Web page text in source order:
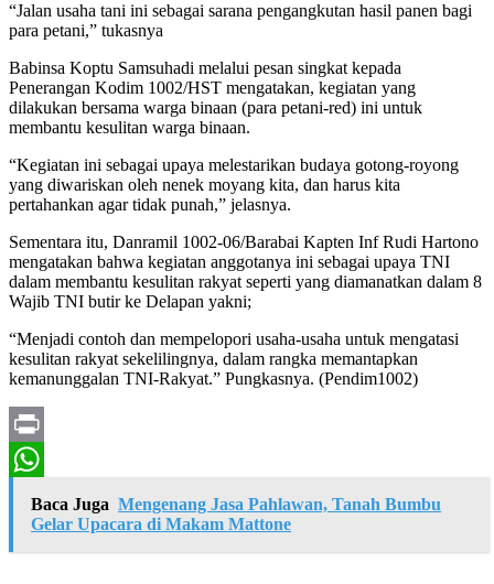
“Jalan usaha tani ini sebagai sarana pengangkutan hasil panen bagi
para petani,” tukasnya
Babinsa Koptu Samsuhadi melalui pesan singkat kepada
Penerangan Kodim 1002/HST mengatakan, kegiatan yang
dilakukan bersama warga binaan (para petani-red) ini untuk
membantu kesulitan warga binaan.
“Kegiatan ini sebagai upaya melestarikan budaya gotong-royong
yang diwariskan oleh nenek moyang kita, dan harus kita
pertahankan agar tidak punah,” jelasnya.
Sementara itu, Danramil 1002-06/Barabai Kapten Inf Rudi Hartono
mengatakan bahwa kegiatan anggotanya ini sebagai upaya TNI
dalam membantu kesulitan rakyat seperti yang diamanatkan dalam 8
Wajib TNI butir ke Delapan yakni;
“Menjadi contoh dan mempelopori usaha-usaha untuk mengatasi
kesulitan rakyat sekelilingnya, dalam rangka memantapkan
kemanunggalan TNI-Rakyat.” Pungkasnya. (Pendim1002)
Print
WhatsApp
Baca Juga Mengenang Jasa Pahlawan, Tanah Bumbu
Gelar Upacara di Makam Mattone